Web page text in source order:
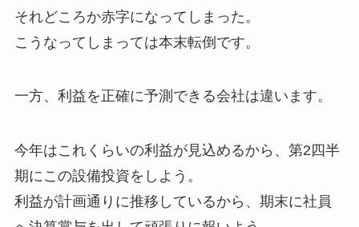
それどころか赤字になってしまった。
こうなってしまっては本末転倒です。
一方、利益を正確に予測できる会社は違います。
今年はこれくらいの利益が見込めるから、第2四半
期にこの設備投資をしよう。
利益が計画通りに推移しているから、期末に社員